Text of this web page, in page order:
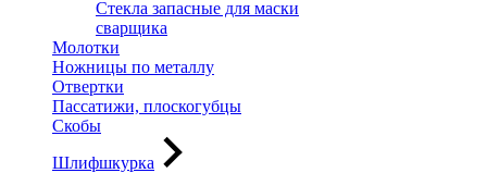
Стекла запасные для маски
сварщика
Молотки
Ножницы по металлу
Отвертки
Пассатижи, плоскогубцы
Скобы
Шлифшкурка